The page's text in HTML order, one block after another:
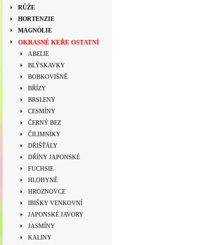
RŮŽE
HORTENZIE
MAGNÓLIE
OKRASNÉ KEŘE OSTATNÍ
ABELIE
BLÝSKAVKY
BOBKOVIŠNĚ
BŘÍZY
BRSLENY
CESMÍNY
ČERNÝ BEZ
ČILIMNÍKY
DŘIŠŤÁLY
DŘÍNY JAPONSKÉ
FUCHSIE
HLOHYNĚ
HROZNOVCE
IBIŠKY VENKOVNÍ
JAPONSKÉ JAVORY
JASMÍNY
KALINY